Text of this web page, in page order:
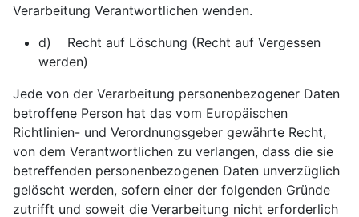
Verarbeitung Verantwortlichen wenden.
d) Recht auf Löschung (Recht auf Vergessen
werden)
Jede von der Verarbeitung personenbezogener Daten
betroffene Person hat das vom Europäischen
Richtlinien- und Verordnungsgeber gewährte Recht,
von dem Verantwortlichen zu verlangen, dass die sie
betreffenden personenbezogenen Daten unverzüglich
gelöscht werden, sofern einer der folgenden Gründe
zutrifft und soweit die Verarbeitung nicht erforderlich